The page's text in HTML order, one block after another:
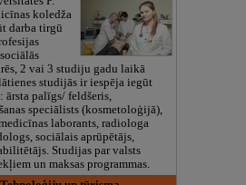
koledža
darba tirgū
2 vai 3 studiju gadu laikā
studijās ir iespēja iegūt
palīgs/ feldšeris,
speciālists (kosmetoloģijā),
laborants, radiologa
sociālais aprūpētājs,
Studijas par valsts
un maksas programmas.